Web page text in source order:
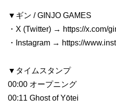
▼ギン / GINJO GAMES
・X (Twitter) → https://x.com/
・Instagram → https://
▼タイムスタンプ
00:00 オープニング
00:11 Ghost of Yōtei